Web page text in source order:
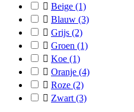
 Beige (1)
 Blauw (3)
 Grijs (2)
 Groen (1)
 Koe (1)
 Oranje (4)
 Roze (2)
 Zwart (3)